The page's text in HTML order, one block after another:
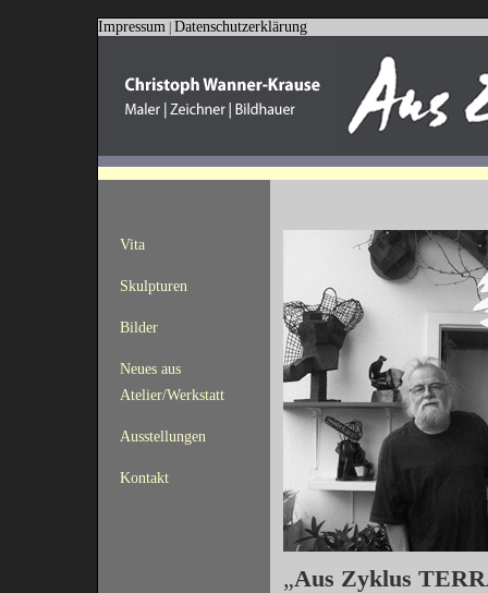
Impressum Datenschutzerklärung
Vita
Skulpturen
Bilder
Neues aus
Atelier/Werkstatt
Ausstellungen
Kontakt
„Aus Zyklus